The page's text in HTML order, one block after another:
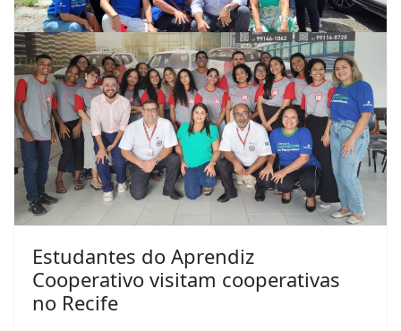
Estudantes do Aprendiz
Cooperativo visitam cooperativas
no Recife